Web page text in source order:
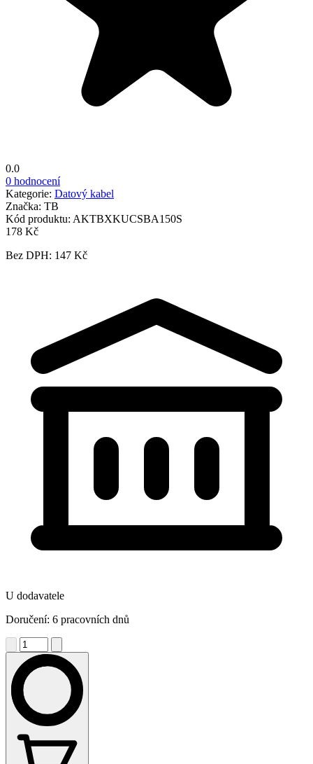
0.0
0 hodnocení
Kategorie: Datový kabel
Značka: TB
Kód produktu: AKTBXKUCSBA150S
178 Kč
Bez DPH: 147 Kč
U dodavatele
Doručení: 6 pracovních dnů